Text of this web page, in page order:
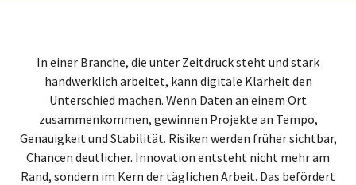
In einer Branche, die unter Zeitdruck steht und stark
handwerklich arbeitet, kann digitale Klarheit den
Unterschied machen. Wenn Daten an einem Ort
zusammenkommen, gewinnen Projekte an Tempo,
Genauigkeit und Stabilität. Risiken werden früher sichtbar,
Chancen deutlicher. Innovation entsteht nicht mehr am
Rand, sondern im Kern der täglichen Arbeit. Das befördert